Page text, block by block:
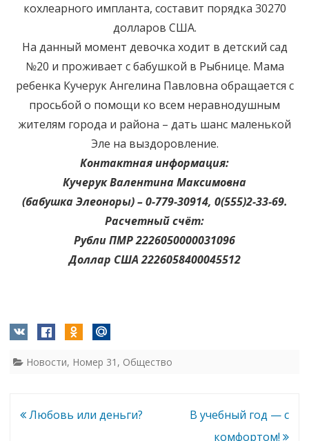
кохлеарного импланта, составит порядка 30270
долларов США.
На данный момент девочка ходит в детский сад
№20 и проживает с бабушкой в Рыбнице. Мама
ребенка Кучерук Ангелина Павловна обращается с
просьбой о помощи ко всем неравнодушным
жителям города и района – дать шанс маленькой
Эле на выздоровление.
Контактная информация:
Кучерук Валентина Максимовна
(бабушка Элеоноры) – 0-779-30914, 0(555)2-33-69.
Расчетный счёт:
Рубли ПМР 2226050000031096
Доллар США 2226058400045512
Новости, Номер 31 , Общество
Навигация
Любовь или деньги?
В учебный год — с
комфортом!